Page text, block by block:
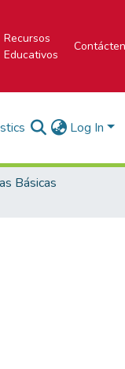
Recursos
Educativos
Log In
Básicas